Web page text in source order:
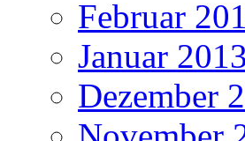
Februar
Januar 2013
Dezember